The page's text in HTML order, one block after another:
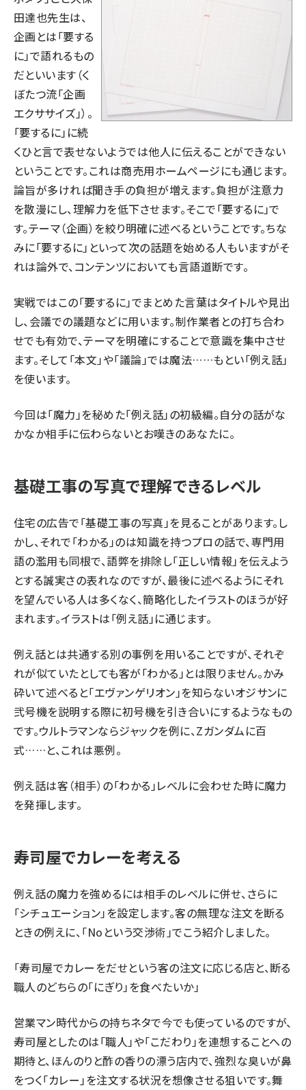
田達也先生は、
企画とは「要する
に」で語れるもの
だといいます（く
ぼたつ流「企画
エクササイズ」）。
「要するに」に続
くひと言で表せないようでは他人に伝えることができない
ということです。これは商売用ホームページにも通じます。
論旨が多ければ聞き手の負担が増えます。負担が注意力
を散漫にし、理解力を低下させます。そこで「要するに」で
す。テーマ（企画）を絞り明確に述べるということです。ちな
みに「要するに」といって次の話題を始める人もいますがそ
れは論外で、コンテンツにおいても言語道断です。
実戦ではこの「要するに」でまとめた言葉はタイトルや見出
し、会議での議題などに用います。制作業者との打ち合わ
せでも有効で、テーマを明確にすることで意識を集中させ
ます。そして「本文」や「議論」では魔法……もとい「例え話」
を使います。
今回は「魔力」を秘めた「例え話」の初級編。自分の話がな
かなか相手に伝わらないとお嘆きのあなたに。
基礎工事の写真で理解できるレベル
住宅の広告で「基礎工事の写真」を見ることがあります。し
かし、それで「わかる」のは知識を持つプロの話で、専門用
語の濫用も同根で、語弊を排除し「正しい情報」を伝えよう
とする誠実さの表れなのですが、最後に述べるようにそれ
を望んでいる人は多くなく、簡略化したイラストのほうが好
まれます。イラストは「例え話」に通じます。
例え話とは共通する別の事例を用いることですが、それぞ
れが似ていたとしても客が「わかる」とは限りません。かみ
砕いて述べると「エヴァンゲリオン」を知らないオジサンに
弐号機を説明する際に初号機を引き合いにするようなもの
です。ウルトラマンならジャックを例に、Zガンダムに百
式……と、これは悪例。
例え話は客（相手）の「わかる」レベルに会わせた時に魔力
を発揮します。
寿司屋でカレーを考える
例え話の魔力を強めるには相手のレベルに併せ、さらに
「シチュエーション」を設定します。客の無理な注文を断る
ときの例えに、「Noという交渉術」でこう紹介しました。
「寿司屋でカレーをだせという客の注文に応じる店と、断る
職人のどちらの「にぎり」を食べたいか」
営業マン時代からの持ちネタで今でも使っているのですが、
寿司屋としたのは「職人」や「こだわり」を連想することへの
期待と、ほんのりと酢の香りの漂う店内で、強烈な臭いが鼻
をつく「カレー」を注文する状況を想像させる狙いです。舞